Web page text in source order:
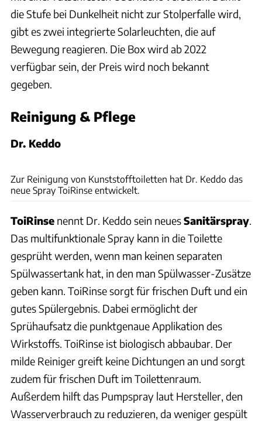
die Stufe bei Dunkelheit nicht zur Stolperfalle wird,
gibt es zwei integrierte Solarleuchten, die auf
Bewegung reagieren. Die Box wird ab 2022
verfügbar sein, der Preis wird noch bekannt
gegeben.
Reinigung & Pflege
Dr. Keddo
Zur Reinigung von Kunststofftoiletten hat Dr. Keddo das
neue Spray ToiRinse entwickelt.
ToiRinse nennt Dr. Keddo sein neuesSanitärspray.
Das multifunktionale Spray kann in die Toilette
gesprüht werden, wenn man keinen separaten
Spülwassertank hat, in den man Spülwasser-Zusätze
geben kann. ToiRinse sorgt für frischen Duft und ein
gutes Spülergebnis. Dabei ermöglicht der
Sprühaufsatz die punktgenaue Applikation des
Wirkstoffs. ToiRinse ist biologisch abbaubar. Der
milde Reiniger greift keine Dichtungen an und sorgt
zudem für frischen Duft im Toilettenraum.
Außerdem hilft das Pumpspray laut Hersteller, den
Wasserverbrauch zu reduzieren, da weniger gespült